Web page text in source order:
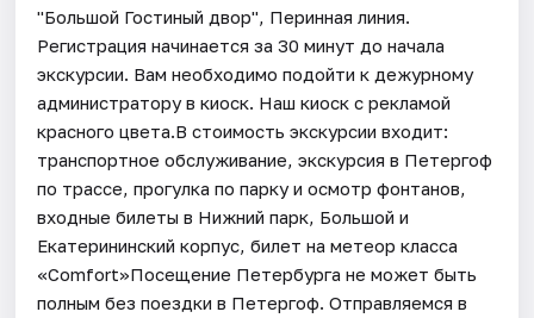
"Большой Гостиный двор", Перинная линия.
Регистрация начинается за 30 минут до начала
экскурсии. Вам необходимо подойти к дежурному
администратору в киоск. Наш киоск с рекламой
красного цвета.В стоимость экскурсии входит:
транспортное обслуживание, экскурсия в Петергоф
по трассе, прогулка по парку и осмотр фонтанов,
входные билеты в Нижний парк, Большой и
Екатерининский корпус, билет на метеор класса
«Comfort»Посещение Петербурга не может быть
полным без поездки в Петергоф. Отправляемся в